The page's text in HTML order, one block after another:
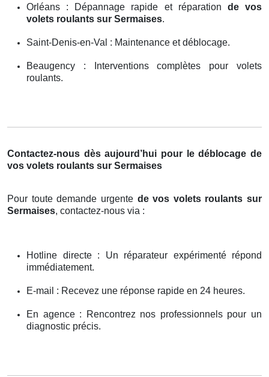
Orléans : Dépannage rapide et réparation de vos
volets roulants sur Sermaises.
Saint-Denis-en-Val : Maintenance et déblocage.
Beaugency : Interventions complètes pour volets
roulants.
Contactez-nous dès aujourd’hui pour le déblocage de
vos volets roulants sur Sermaises
Pour toute demande urgente de vos volets roulants sur
Sermaises, contactez-nous via :
Hotline directe : Un réparateur expérimenté répond
immédiatement.
E-mail : Recevez une réponse rapide en 24 heures.
En agence : Rencontrez nos professionnels pour un
diagnostic précis.